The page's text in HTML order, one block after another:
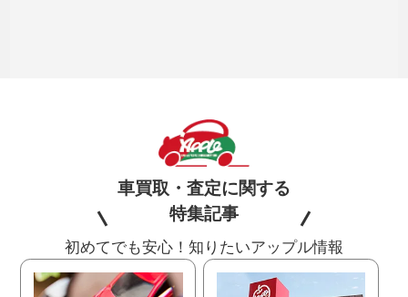
車買取・査定に関する
特集記事
初めてでも安心！知りたいアップル情報